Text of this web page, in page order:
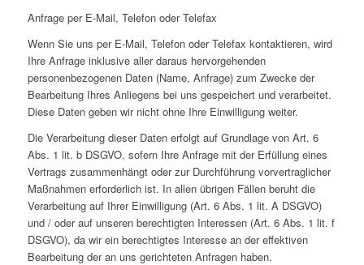
Anfrage per E-Mail, Telefon oder Telefax
Wenn Sie uns per E-Mail, Telefon oder Telefax kontaktieren, wird
Ihre Anfrage inklusive aller daraus hervorgehenden
personenbezogenen Daten (Name, Anfrage) zum Zwecke der
Bearbeitung Ihres Anliegens bei uns gespeichert und verarbeitet.
Diese Daten geben wir nicht ohne Ihre Einwilligung weiter.
Die Verarbeitung dieser Daten erfolgt auf Grundlage von Art. 6
Abs. 1 lit. b DSGVO, sofern Ihre Anfrage mit der Erfüllung eines
Vertrags zusammenhängt oder zur Durchführung vorvertraglicher
Maßnahmen erforderlich ist. In allen übrigen Fällen beruht die
Verarbeitung auf Ihrer Einwilligung (Art. 6 Abs. 1 lit. A DSGVO)
und / oder auf unseren berechtigten Interessen (Art. 6 Abs. 1 lit. f
DSGVO), da wir ein berechtigtes Interesse an der effektiven
Bearbeitung der an uns gerichteten Anfragen haben.